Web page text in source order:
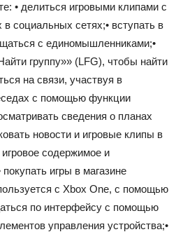
• делиться игровыми клипами с
социальных сетях;• вступать в
с единомышленниками;•
группу»» (LFG), чтобы найти
на связи, участвуя в
с помощью функции
сведения о планах
новости и игровые клипы в
содержимое и
игры в магазине
с Xbox One, с помощью
по интерфейсу с помощью
управления устройства;•